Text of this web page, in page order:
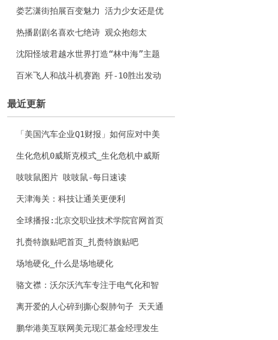
娄艺潇街拍展百变魅力 活力少女还是优
雅女人？
热播剧剧名喜欢七绝诗 观众抱怨太
长“难记”
沈阳怪坡君越水世界打造“林中海”主题
水上乐园
百米飞人和战斗机赛跑 歼-10胜出发动
机功不可没
最近更新
「美国汽车企业Q1财报」如何应对中美
电动市场的战略竞争？
生化危机0威斯克模式_生化危机中威斯
克在哪日去世
吱吱鼠图片 吱吱鼠-每日速读
天津海关：科技让通关更便利
全球播报:北京交职业技术学院官网首页
铁路
扎赉特旗贴吧首页_扎赉特旗贴吧
场地硬化_什么是场地硬化
骆文襟：沃尔沃汽车专注于电气化和智
能化 也专注于延续近百年的品牌传统
离开爱的人心碎到撕心裂肺句子 天天通
讯
鹏华港美互联网美元现汇基金经理发生